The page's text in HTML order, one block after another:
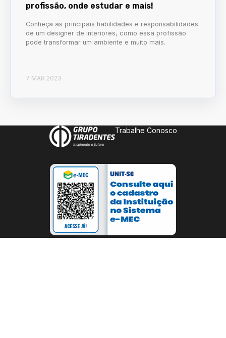
profissão, onde estudar e mais!
Conheça as principais habilidades e responsabilidades
de um designer de interiores, como essa profissão
pode transformar um ambiente e muito mais.
7 MAR 2023
Trabalhe Conosco